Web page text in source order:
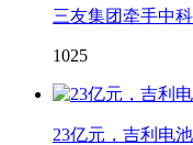
三友集团牵手中
1025
23亿元，吉利电